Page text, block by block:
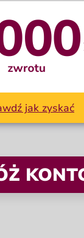
zwrotu
jak zyskać
przycisk